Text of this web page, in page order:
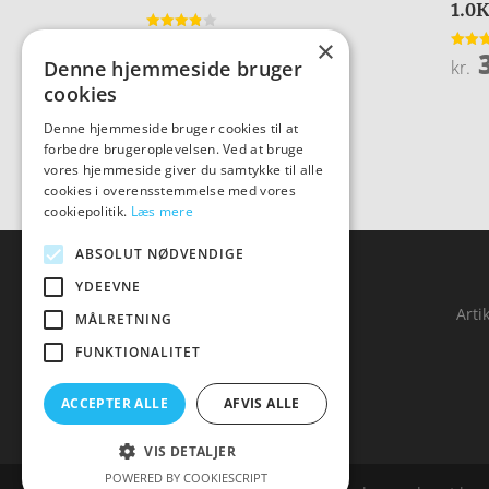
ud af 5
4
kr.
Forside
Produkter
Kontakt
×
Denne hjemmeside bruger
cookies
Denne hjemmeside bruger cookies til at
forbedre brugeroplevelsen. Ved at bruge
vores hjemmeside giver du samtykke til alle
cookies i overensstemmelse med vores
cookiepolitik. Læs mere
ABSOLUT NØDVENDIGE
YDEEVNE
MÅLRETNING
FUNKTIONALITET
ACCEPTER ALLE AFVIS ALLE
VIS DETALJER
POWERED BY COOKIESCRIPT